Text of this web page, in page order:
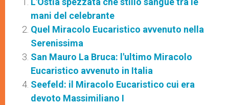
mani del celebrante
Quel Miracolo Eucaristico avvenuto nella
Serenissima
San Mauro La Bruca: l'ultimo Miracolo
Eucaristico avvenuto in Italia
Seefeld: il Miracolo Eucaristico cui era
devoto Massimiliano I